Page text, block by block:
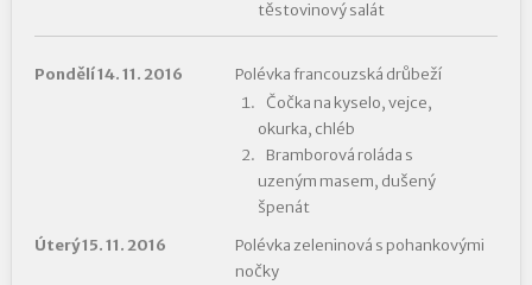
těstovinový salát
Pondělí 14. 11. 2016
Polévka francouzská drůbeží
Čočka na kyselo, vejce,
okurka, chléb
Bramborová roláda s
uzeným masem, dušený
špenát
Úterý 15. 11. 2016
Polévka zeleninová s pohankovými
nočky